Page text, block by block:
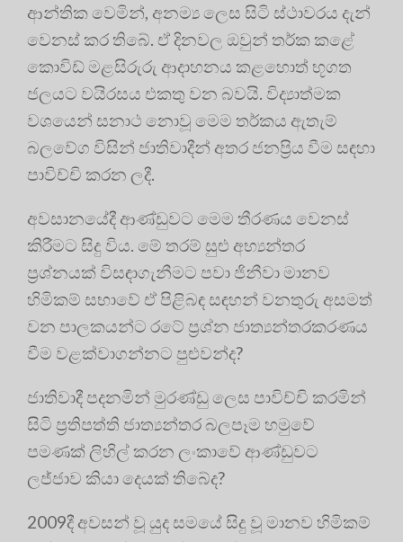
ආන්තික වෙමින්, අනම්‍ය ලෙස සිටි ස්ථාවරය දැන්
වෙනස් කර තිබේ. ඒ දිනවල ඔවුන් තර්ක කළේ
කොවිඩ් මළසිරුරු ආදාහනය කළහොත් භූගත
ජලයට වයිරසය එකතු වන බවයි. විද්‍යාත්මක
වශයෙන් සනාථ නොවූ මෙම තර්කය ඇතැම්
බලවේග විසින් ජාතිවාදීන් අතර ජනප්‍රිය වීම සඳහා
පාවිච්චි කරන ලදී.
අවසානයේදී ආණ්ඩුවට මෙම තීරණය වෙනස්
කිරීමට සිදු විය. මේ තරම් සුළු අභ්‍යන්තර
ප්‍රශ්නයක් විසඳාගැනීමට පවා ජිනීවා මානව
හිමිකම් සභාවේ ඒ පිළිබඳ සඳහන් වනතුරු අසමත්
වන පාලකයන්ට රටේ ප්‍රශ්න ජාත්‍යන්තරකරණය
වීම වළක්වාගන්නට පුළුවන්ද?
ජාතිවාදී පදනමින් මුරණ්ඩු ලෙස පාවිච්චි කරමින්
සිටි ප්‍රතිපත්ති ජාත්‍යන්තර බලපෑම හමුවේ
පමණක් ලිහිල් කරන ලංකාවේ ආණ්ඩුවට
ලජ්ජාව කියා දෙයක් තිබේද?
2009දී අවසන් වූ යුද සමයේ සිදු වූ මානව හිමිකම්